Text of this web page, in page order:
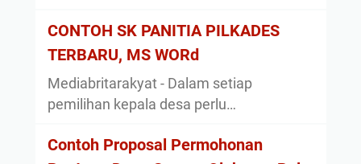
CONTOH SK PANITIA PILKADES
TERBARU, MS WORd
Mediabritarakyat - Dalam setiap
pemilihan kepala desa perlu…
Contoh Proposal Permohonan